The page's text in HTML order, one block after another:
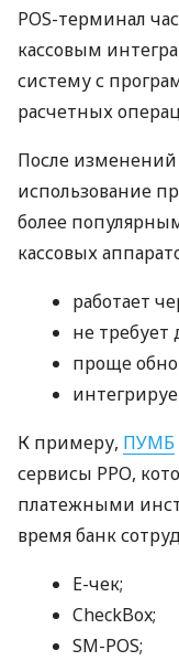
POS-терминал
кассовым
систему с
расчетных
После изменений
использование
более
кассовых
работает
не требует
проще
К примеру, ПУМБ
сервисы РРО,
платежными
время банк
E-чек;
CheckBox;
SM-POS;